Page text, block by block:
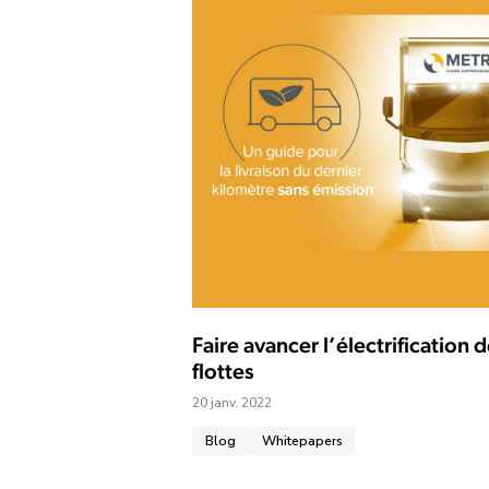
Faire avancer l’électrification
flottes
20 janv. 2022
Blog Whitepapers